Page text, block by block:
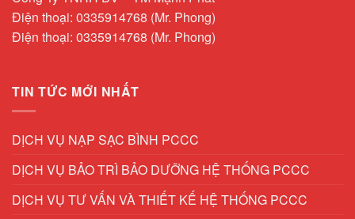
Điện thoại: 0335914768 (Mr. Phong)
Điện thoại: 0335914768 (Mr. Phong)
TIN TỨC MỚI NHẤT
DỊCH VỤ NẠP SẠC BÌNH PCCC
DỊCH VỤ BẢO TRÌ BẢO DƯỠNG HỆ THỐNG PCCC
DỊCH VỤ TƯ VẤN VÀ THIẾT KẾ HỆ THỐNG PCCC